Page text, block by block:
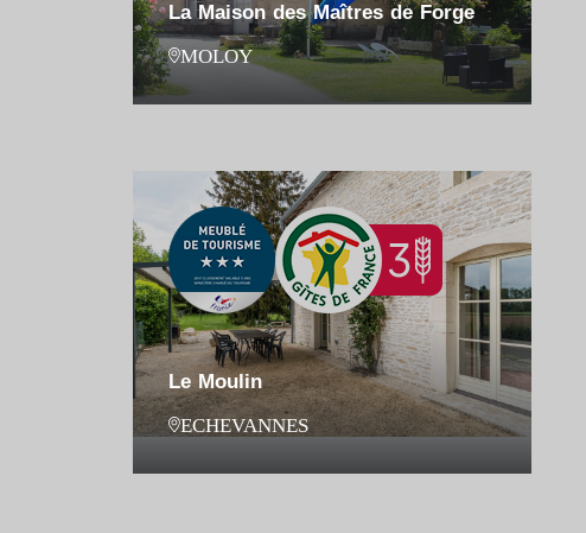
La Maison des Maîtres de Forge
MOLOY
Le Moulin
ECHEVANNES